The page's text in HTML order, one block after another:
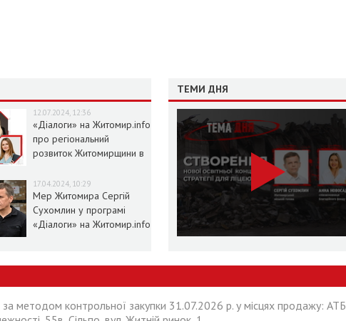
12.07.2024, 12:36
«Діалоги» на Житомир.info
про регіональний
розвиток Житомирщини в
17.04.2024, 10:29
Мер Житомира Сергій
Сухомлин у програмі
«Діалоги» на Житомир.info
ТЕМИ ДНЯ
за методом контрольної закупки 31.07.2026 р. у місцях продажу: АТБ,